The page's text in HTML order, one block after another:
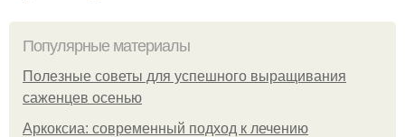
Популярные материалы
Полезные советы для успешного выращивания
саженцев осенью
Аркоксиа: современный подход к лечению